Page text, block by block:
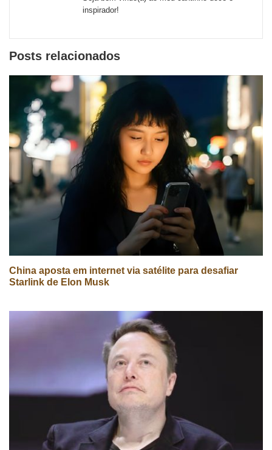
inspirador!
Posts relacionados
China aposta em internet via satélite para desafiar
Starlink de Elon Musk